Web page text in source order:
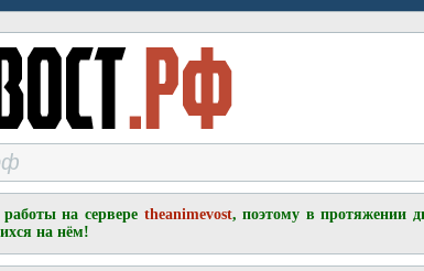
на сервере theanimevost, поэтому в протяжении
на нём!